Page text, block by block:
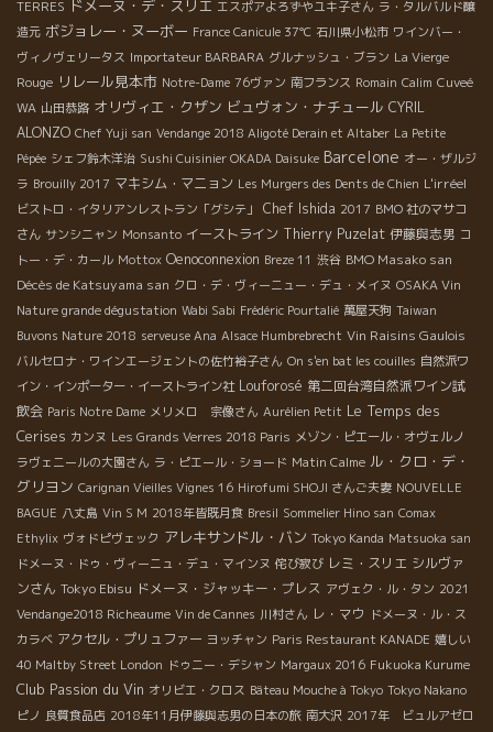
TERRES ドメーヌ・デ・スリエ エスポアよろずやユキ子さん ラ・タルバルド醸
造元 ボジョレー・ヌーボー France Canicule 37℃ 石川県小松市 ワインバー・
ヴィノヴェリータス Importateur BARBARA グルナッシュ・ブラン La Vierge
Rouge リレール見本市 Notre-Dame 76ヴァン 南フランス Romain Calim Cuveé
WA 山田恭路 オリヴィエ・クザン ビュヴォン・ナチュール CYRIL
ALONZO Chef Yuji san Vendange 2018 Aligoté Derain et Altaber La Petite
Pépée シェフ鈴木洋治 Sushi Cuisinier OKADA Daisuke Barcelone オー・ザルジ
ラ Brouilly 2017 マキシム・マニョン Les Murgers des Dents de Chien L'irréel
ビストロ・イタリアンレストラン「グシテ」 Chef Ishida 2017 BMO 社のマサコ
さん サンシニャン Monsanto イーストライン Thierry Puzelat 伊藤與志男 コ
トー・デ・カール Mottox Oenoconnexion Breze 11 渋谷 BMO Masako san
Décès de Katsuyama san クロ・デ・ヴィーニュー・デュ・メイヌ OSAKA Vin
Nature grande dégustation Wabi Sabi Frédéric Pourtalié 萬屋天狗 Taiwan
Buvons Nature 2018 serveuse Ana Alsace Humbrebrecht Vin Raisins Gaulois
バルセロナ・ワインエージェントの佐竹裕子さん On s'en bat les couilles 自然派ワ
イン・インポーター・イーストライン社 Louforosé 第二回台湾自然派ワイン試
飲会 Paris Notre Dame メリメロ 宗像さん Aurélien Petit Le Temps des
Cerises カンヌ Les Grands Verres 2018 Paris メゾン・ピエール・オヴェルノ
ラヴェニールの大園さん ラ・ピエール・ショード Matin Calme ル・クロ・デ・
グリヨン Carignan Vieilles Vignes 16 Hirofumi SHOJI さんご夫妻 NOUVELLE
BAGUE 八丈島 Vin S M 2018年皆既月食 Bresil Sommelier Hino san Comax
Ethylix ヴォドピヴェック アレキサンドル・バン Tokyo Kanda Matsuoka san
ドメーヌ・ドゥ・ヴィーニュ・デュ・マインヌ 侘び寂び レミ・スリエ シルヴァ
ンさん Tokyo Ebisu ドメーヌ・ジャッキー・プレス アヴェク・ル・タン 2021
Vendange2018 Richeaume Vin de Cannes 川村さん レ・マウ ドメーヌ・ル・ス
カラベ アクセル・プリュファー ヨッチャン Paris Restaurant KANADE 嬉しい
40 Maltby Street London ドゥニー・デシャン Margaux 2016 Fukuoka Kurume
Club Passion du Vin オリビエ・クロス Bâteau Mouche à Tokyo Tokyo Nakano
ピノ 良質食品店 2018年11月伊藤與志男の日本の旅 南大沢 2017年 ビュルアゼロ